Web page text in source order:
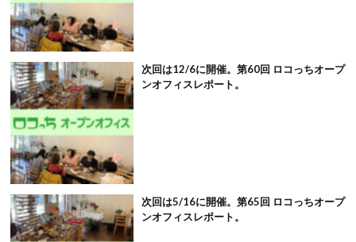
次回は12/6に開催。第60回 ロコっちオープ
ンオフィスレポート。
次回は5/16に開催。第65回 ロコっちオープ
ンオフィスレポート。